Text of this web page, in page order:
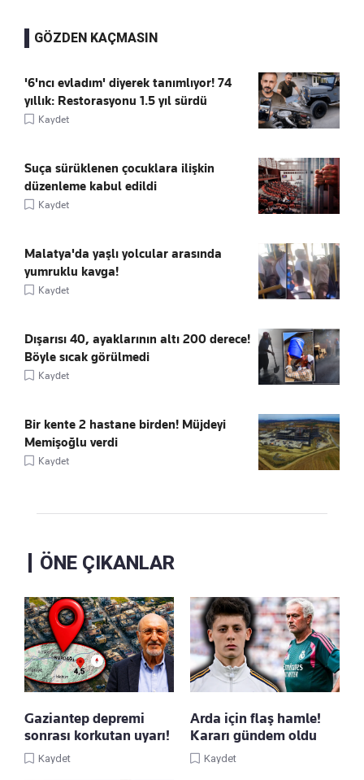
GÖZDEN KAÇMASIN
'6'ncı evladım' diyerek tanımlıyor! 74
yıllık: Restorasyonu 1.5 yıl sürdü
Kaydet
Suça sürüklenen çocuklara ilişkin
düzenleme kabul edildi
Kaydet
Malatya'da yaşlı yolcular arasında
yumruklu kavga!
Kaydet
Dışarısı 40, ayaklarının altı 200 derece!
Böyle sıcak görülmedi
Kaydet
Bir kente 2 hastane birden! Müjdeyi
Memişoğlu verdi
Kaydet
ÖNE ÇIKANLAR
Gaziantep depremi
sonrası korkutan uyarı!
Kaydet
Arda için flaş hamle!
Kararı gündem oldu
Kaydet